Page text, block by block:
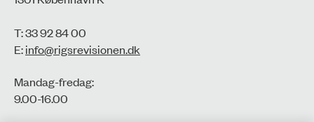
T: 33 92 84 00
E:info@rigsrevisionen.dk
Mandag-fredag:
9.00-16.00​